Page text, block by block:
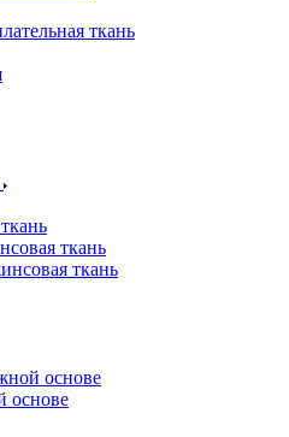
ткань
ткань
ткань
основе
основе